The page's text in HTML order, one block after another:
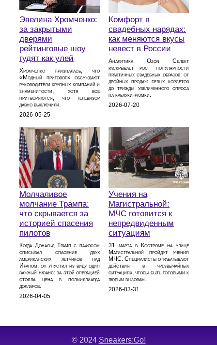
Эвелина Хромченко:
за закрытыми
дверями
рейтинговые шоу
гудят как улей
Хромченко призналась, что
«Модный приговор» обсуждают
руководители крупных компаний и
знаменитости, хотя все
притворяются, что телевизор
давно выключили.
2026-05-25
Комфорт в
свадебных нарядах:
как меняются вкусы
невест в России
Аналитика Ozon Селект
раскрывает рост популярности
практичных свадебных образов: от
двойных продаж белых корсетов
до трижды увеличенного спроса
на каблуки‑рюмки.
2026-07-20
Молчаливое
молчание Трампа:
что скрывается за
историей спасения
пилотов
Когда Дональд Трамп с пафосом
описывал спасение двух
американских летчиков над
Ираном, он упустил из виду один
важный нюанс: за этой операцией
стояла цена в полмиллиарда
долларов.
2026-04-05
Учения на
Магистральной:
МЧС готовится к
непредвиденным
ситуациям
31 марта в Костроме на улице
Магистральной пройдут учения
МЧС. Специалисты отрабатывают
действия в чрезвычайных
ситуациях, чтобы быть готовыми к
любым вызовам.
2026-03-31
© 2024 Sneakers:Go!